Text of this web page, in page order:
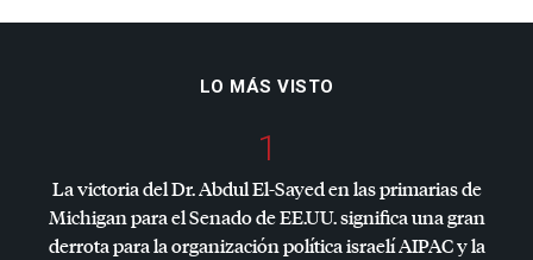
LO MÁS VISTO
1
La victoria del Dr. Abdul El-Sayed en las primarias de
Michigan para el Senado de EE.UU. significa una gran
derrota para la organización política israelíAIPACy la